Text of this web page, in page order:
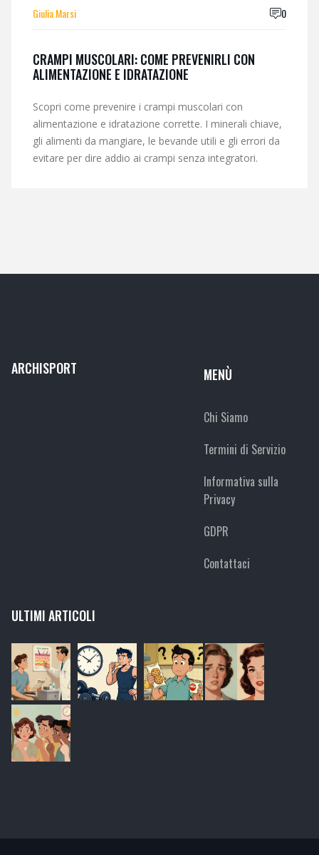
Giulia Marsi 0
CRAMPI MUSCOLARI: COME PREVENIRLI CON
ALIMENTAZIONE E IDRATAZIONE
Scopri come prevenire i crampi muscolari con
alimentazione e idratazione corrette. I minerali chiave,
gli alimenti da mangiare, le bevande utili e gli errori da
evitare per dire addio ai crampi senza integratori.
ARCHISPORT MENÙ
Chi Siamo
Termini di Servizio
Informativa sulla
Privacy
GDPR
Contattaci
ULTIMI ARTICOLI